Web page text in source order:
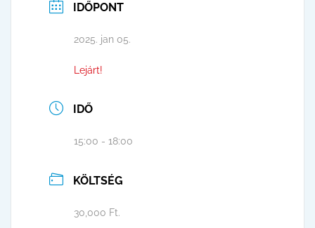
IDŐPONT
2025. jan 05.
Lejárt!
IDŐ
15:00 - 18:00
KÖLTSÉG
30,000 Ft.